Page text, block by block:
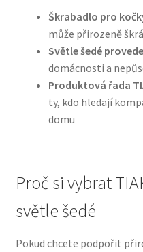
Happy Dog —
Hill’s pro psy
Hračky pro psy
Konzervy a kapsičky pro
Oblečky pro psy
Škrabadlo pro
může přirozeně
Světle šedé
domácnosti a
Produktová řada
ty, kdo hledají
domu
Proč si vybrat
světle šedé
Pokud chcete podpořit